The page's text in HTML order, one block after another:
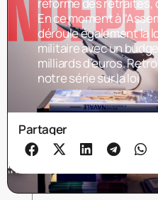
réforme des retraites,
En ce moment à
déroule également la
militaire avec un
milliards d’euros.
notre série sur la loi
Partager